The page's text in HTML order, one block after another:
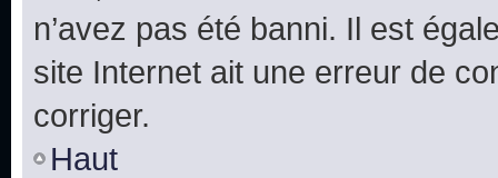
n’avez pas été banni. Il est
site Internet ait une erreur de
corriger.
Haut